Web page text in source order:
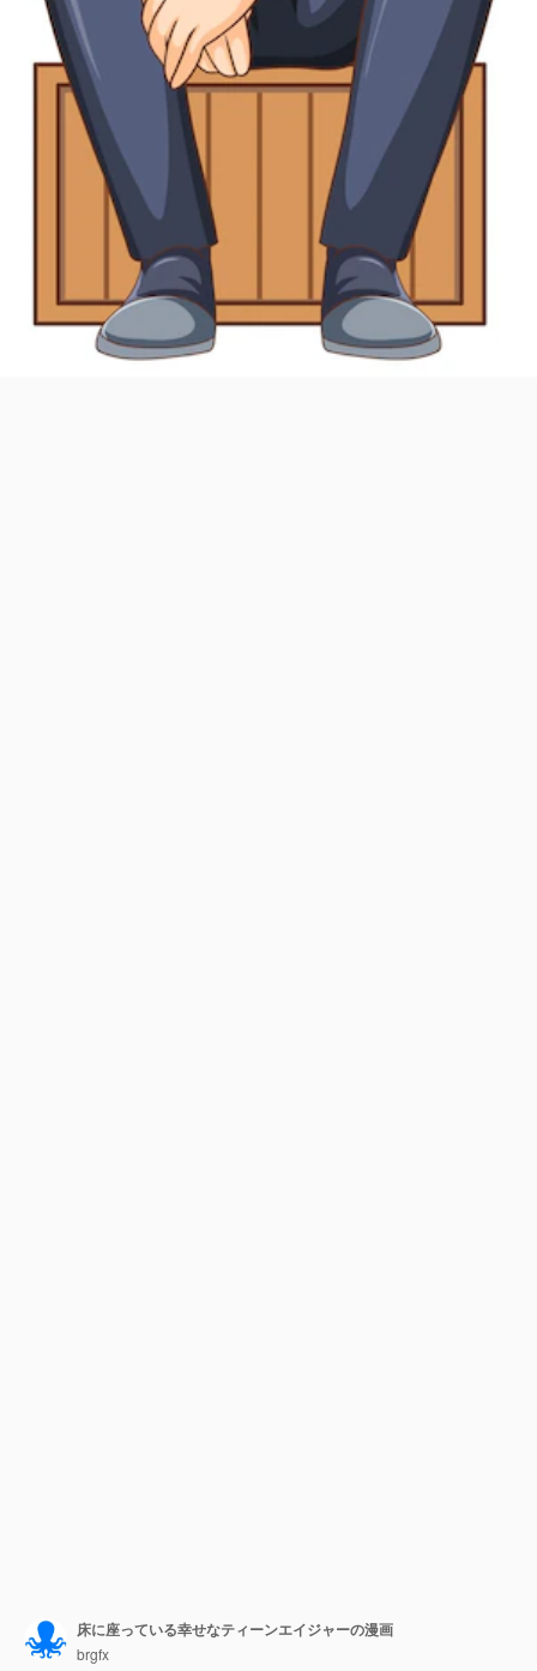
床に座っている幸せなティーンエイジャーの漫画
brgfx